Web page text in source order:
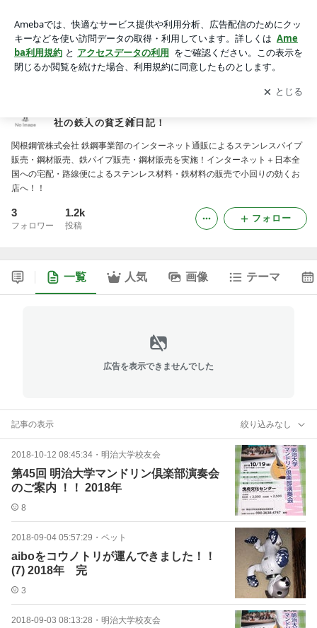
チール)]販売;継手販売の 関根鋼管株式会社の鉄人の貧乏雑
日記！
アプリをダウンロードして ブログの更新通知
を受け取りまし
ょう。
開く
社の鉄人の貧乏雑日記！
関根鋼管株式会社 鉄鋼事業部のインターネット通販によるステンレスパイプ
販売・鋼材販売、鉄パイプ販売・鋼材販売を実施！インターネット＋日本全
国への宅配・路線便によるステンレス材料・鉄材料の販売で小回りの効くお
店へ！！
3
フォロワー
1.2k
投稿
フォロー
一覧 人気 画像 テーマ
広告を表示できませんでした
記事の表示 絞り込みなし
2018-10-12 08:45:34 ・ 明治大学校友会
第45回 明治大学マンドリン倶楽部演奏会
のご案内 ！！ 2018年
8
2018-09-04 05:57:29 ・ ペット
aiboをコウノトリが運んできました！！
(7) 2018年 完
3
2018-09-03 08:13:28 ・ 明治大学校友会